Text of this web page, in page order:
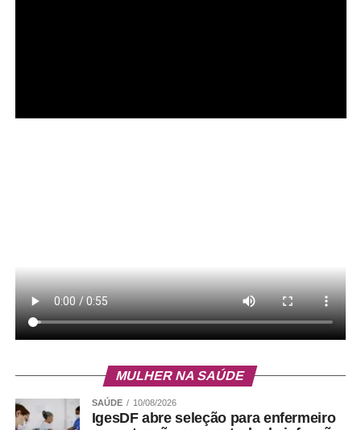
MULHER NA SAÚDE
SAÚDE 10/08/2026
IgesDF abre seleção para enfermeiro